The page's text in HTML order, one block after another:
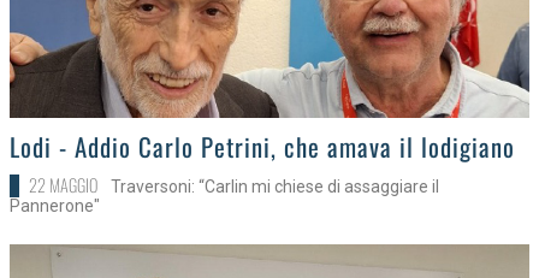
>Lodi - Addio Carlo Petrini, che amava il lodigiano
22 MAGGIO
Traversoni: “Carlin mi chiese di assaggiare il
Pannerone"